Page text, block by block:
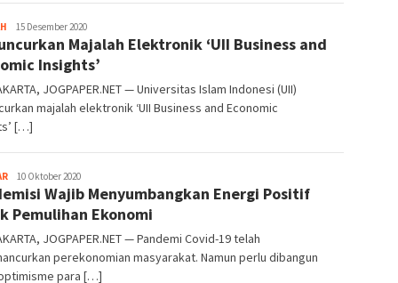
Heri
Purwata
15 Desember 2020
Majalah Elektronik ‘UII Business and
Insights’
JOGPAPER.NET — Universitas Islam Indonesi (UII)
majalah elektronik ‘UII Business and Economic
[…]
Heri
Purwata
10 Oktober 2020
Wajib Menyumbangkan Energi Positif
Pemulihan Ekonomi
JOGPAPER.NET — Pandemi Covid-19 telah
perekonomian masyarakat. Namun perlu dibangun
para […]